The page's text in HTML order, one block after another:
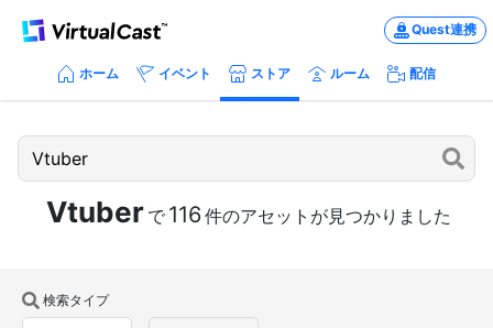
Quest連携
ホーム イベント ストア ルーム 配信
Vtuber で 116件のアセットが見つかりました
検索タイプ